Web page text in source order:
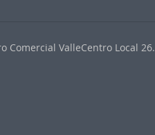
Comercial ValleCentro Local 26.